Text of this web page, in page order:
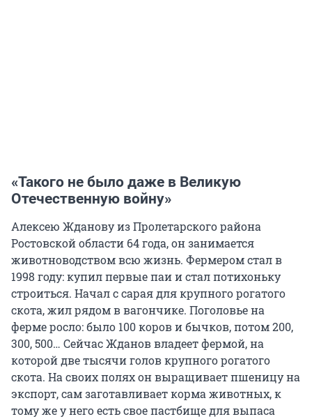
«Такого не было даже в Великую
Отечественную войну»
Алексею Жданову из Пролетарского района
Ростовской области 64 года, он занимается
животноводством всю жизнь. Фермером стал в
1998 году: купил первые паи и стал потихоньку
строиться. Начал с сарая для крупного рогатого
скота, жил рядом в вагончике. Поголовье на
ферме росло: было 100 коров и бычков, потом 200,
300, 500… Сейчас Жданов владеет фермой, на
которой две тысячи голов крупного рогатого
скота. На своих полях он выращивает пшеницу на
экспорт, сам заготавливает корма животных, к
тому же у него есть свое пастбище для выпаса